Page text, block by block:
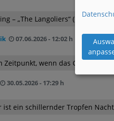
– „The Langoliers“ (1990)
07.06.2026 - 12:02 h
Zeitpunkt, wenn das Glas mit
30.05.2026 - 17:29 h
ist ein schillernder Tropfen